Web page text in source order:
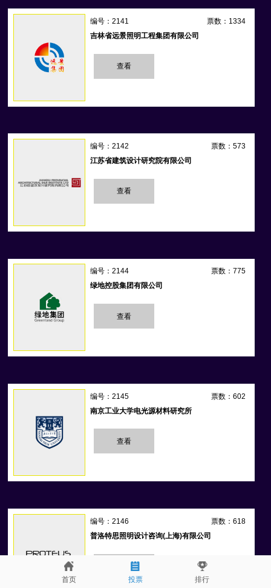
票数：1334
编号：2141
吉林省远景照明工程集团有限公司
查看
票数：573
编号：2142
江苏省建筑设计研究院有限公司
查看
票数：775
编号：2144
绿地控股集团有限公司
查看
票数：602
编号：2145
南京工业大学电光源材料研究所
查看
票数：618
编号：2146
普洛特思照明设计咨询(上海)有限公司
首页
投票 排行